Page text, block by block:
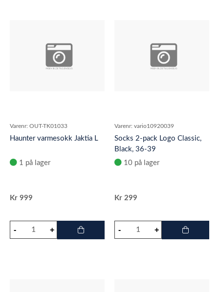
Varenr: OUT-TK01033
Haunter varmesokk Jaktia L
1 på lager
Kr 999
Varenr: vario10920039
Socks 2-pack Logo Classic,
Black, 36-39
10 på lager
Kr 299